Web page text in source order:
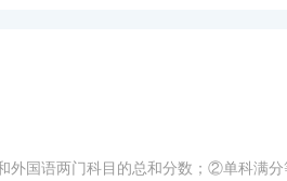
国语两门科目的总和分数；②单科满